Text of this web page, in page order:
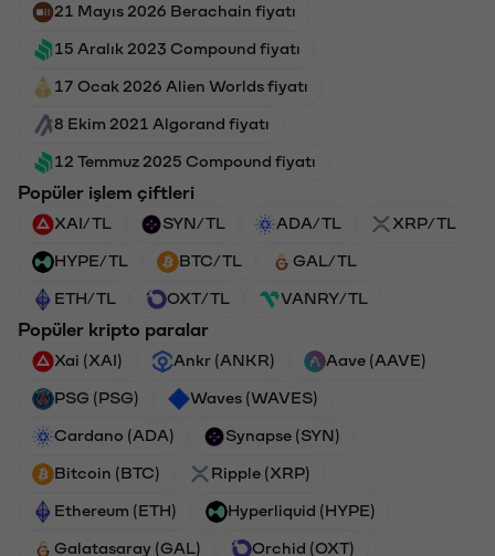
21 Mayıs 2026 Berachain fiyatı
15 Aralık 2023 Compound fiyatı
17 Ocak 2026 Alien Worlds fiyatı
8 Ekim 2021 Algorand fiyatı
12 Temmuz 2025 Compound fiyatı
Popüler işlem çiftleri
XAI/TL SYN/TL ADA/TL XRP/TL
HYPE/TL BTC/TL GAL/TL
ETH/TL OXT/TL VANRY/TL
Popüler kripto paralar
Xai (XAI) Ankr (ANKR) Aave (AAVE)
PSG (PSG) Waves (WAVES)
Cardano (ADA) Synapse (SYN)
Bitcoin (BTC) Ripple (XRP)
Ethereum (ETH) Hyperliquid (HYPE)
Galatasaray (GAL) Orchid (OXT)